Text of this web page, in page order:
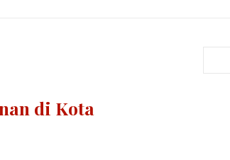
di Kota